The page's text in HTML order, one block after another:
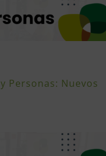
Personas: Nuevos